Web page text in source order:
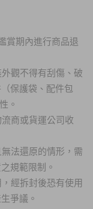
賞期內進行商品退
觀不得有刮傷、破
保護袋、配件包
。
商或貨運公司收
法還原的情形，需
規範限制。
經拆封後恐有使用
爭議。